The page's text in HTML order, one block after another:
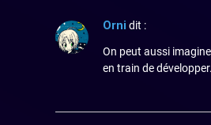
Orni dit :
On peut aussi
en train de développer.